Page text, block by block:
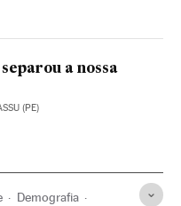
a nossa
(PE)
Demografia